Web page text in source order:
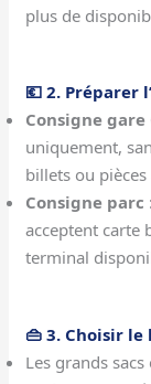
plus de
💶 2. Préparer
Consigne gare
uniquement,
billets ou pièces
Consigne parc
acceptent carte
terminal
👜 3. Choisir
Les grands